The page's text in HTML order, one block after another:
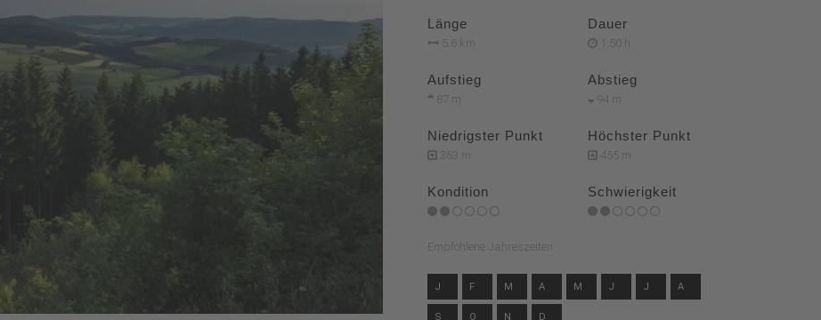
Länge
5.6 km
Dauer
1:50 h
Aufstieg
87 m
Abstieg
94 m
Niedrigster Punkt
363 m
Höchster Punkt
455 m
Kondition Schwierigkeit
Empfohlene Jahreszeiten
J F M A M J J A
S O N D